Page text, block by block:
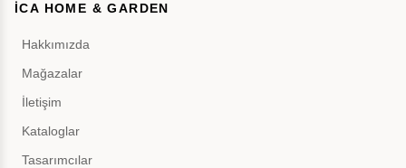
İCA HOME & GARDEN
Hakkımızda
Mağazalar
İletişim
Kataloglar
Tasarımcılar